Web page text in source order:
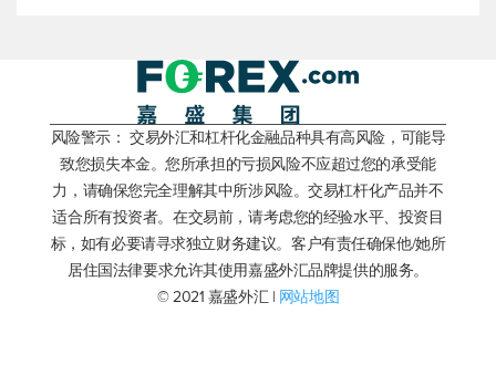
风险警示： 交易外汇和杠杆化金融品种具有高风险，可能导
致您损失本金。您所承担的亏损风险不应超过您的承受能
力，请确保您完全理解其中所涉风险。交易杠杆化产品并不
适合所有投资者。在交易前，请考虑您的经验水平、投资目
标，如有必要请寻求独立财务建议。客户有责任确保他/她所
居住国法律要求允许其使用嘉盛外汇品牌提供的服务。
© 2021 嘉盛外汇 | 网站地图